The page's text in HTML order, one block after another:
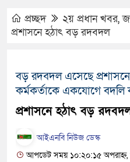
প্রচ্ছদ ২য় প্রধান খবর,
প্রশাসনে হঠাৎ বড় রদবদল
বড় রদবদল এসেছে
কর্মকর্তাকে একযোগে বদলি
প্রশাসনে হঠাৎ বড়
আইএনবি নিউজ ডেস্ক
আপডেট সময় ১০:২০:১৫ অপরাহ্ন,